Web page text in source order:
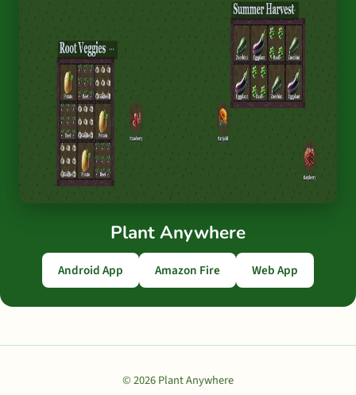
Plant Anywhere
Android App Amazon Fire Web App
© 2026 Plant Anywhere